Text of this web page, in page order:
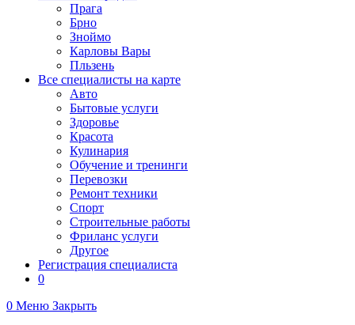
Прага
Брно
Зноймо
Карловы Вары
Пльзень
Все специалисты на карте
Авто
Бытовые услуги
Здоровье
Красота
Кулинария
Обучение и тренинги
Перевозки
Ремонт техники
Спорт
Строительные работы
Фриланс услуги
Другое
Регистрация специалиста
0
0 Меню Закрыть